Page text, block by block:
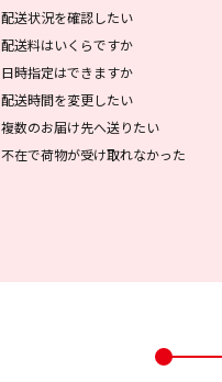
配送状況を確認したい
配送料はいくらですか
日時指定はできますか
配送時間を変更したい
複数のお届け先へ送りたい
不在で荷物が受け取れなかった